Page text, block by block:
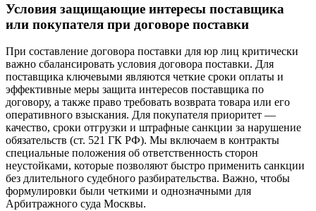
Условия защищающие интересы поставщика
или покупателя при договоре поставки
При составление договора поставки для юр лиц критически
важно сбалансировать условия договора поставки. Для
поставщика ключевыми являются четкие сроки оплаты и
эффективные меры защита интересов поставщика по
договору, а также право требовать возврата товара или его
оперативного взыскания. Для покупателя приоритет —
качество, сроки отгрузки и штрафные санкции за нарушение
обязательств (ст. 521 ГК РФ). Мы включаем в контракты
специальные положения об ответственность сторон
неустойками, которые позволяют быстро применить санкции
без длительного судебного разбирательства. Важно, чтобы
формулировки были четкими и однозначными для
Арбитражного суда Москвы.